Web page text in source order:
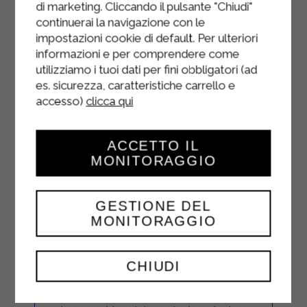
VERRES À LA
RICOTTA ET AUX
FIGUES
DESSERTS
Dans une poêle, faites cuire les
di marketing. Cliccando il pulsante "Chiudi"
continuerai la navigazione con le
impostazioni cookie di default. Per ulteriori
informazioni e per comprendere come
utilizziamo i tuoi dati per fini obbligatori (ad
es. sicurezza, caratteristiche carrello e
accesso) clicca qui
CHIUDI
GESTIONE DEL
MONITORAGGIO
ACCETTO IL
MONITORAGGIO